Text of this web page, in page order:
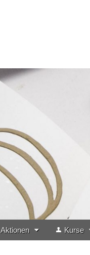
Aktionen Kurse